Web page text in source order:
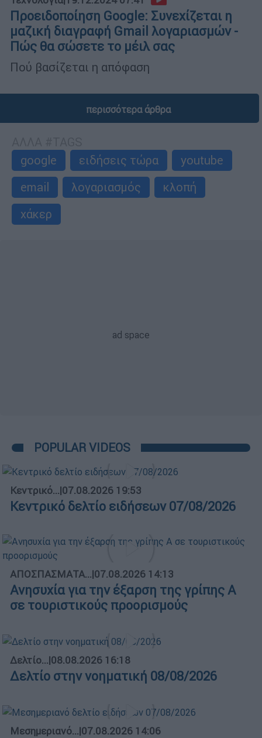
Προειδοποίηση Google: Συνεχίζεται η
μαζική διαγραφή Gmail λογαριασμών -
Πώς θα σώσετε το μέιλ σας
Πού βασίζεται η απόφαση
περισσότερα άρθρα
google
ειδήσεις τώρα
youtube
email
λογαριασμός
κλοπή
χάκερ
POPULAR VIDEOS
Κεντρικό...|07.08.2026 19:53
Κεντρικό δελτίο ειδήσεων 07/08/2026
ΑΠΟΣΠΑΣΜΑΤΑ...|07.08.2026 14:13
Ανησυχία για την έξαρση της γρίπης Α
σε τουριστικούς προορισμούς
Δελτίο...|08.08.2026 16:18
Δελτίο στην νοηματική 08/08/2026
Μεσημεριανό...|07.08.2026 14:06